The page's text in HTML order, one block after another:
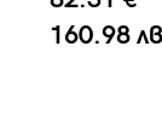
160.98